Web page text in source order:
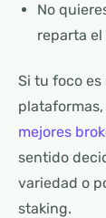
No
reparta
Si tu foco
mejores
sentido
variedad o
staking.